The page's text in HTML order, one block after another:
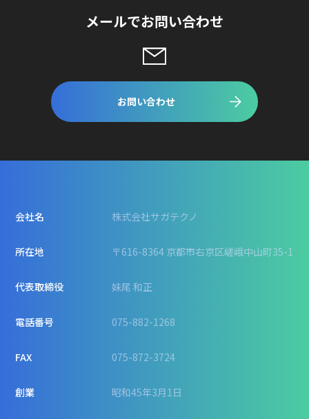
メールでお問い合わせ
お問い合わせ
会社名 株式会社サガテクノ
所在地 〒616-8364 京都市右京区嵯峨中山町35-1
代表取締役 妹尾 和正
電話番号 075-882-1268
FAX 075-872-3724
創業 昭和45年3月1日